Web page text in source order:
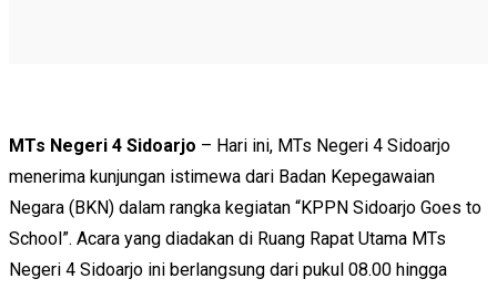
MTs Negeri 4 Sidoarjo – Hari ini, MTs Negeri 4 Sidoarjo
menerima kunjungan istimewa dari Badan Kepegawaian
Negara (BKN) dalam rangka kegiatan “KPPN Sidoarjo Goes to
School”. Acara yang diadakan di Ruang Rapat Utama MTs
Negeri 4 Sidoarjo ini berlangsung dari pukul 08.00 hingga